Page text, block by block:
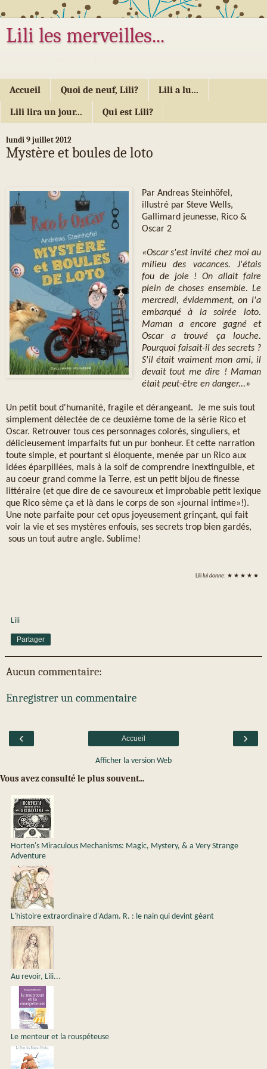
Lili les merveilles...
Accueil Quoi de neuf, Lili? Lili a lu...
Lili lira un jour... Qui est Lili?
lundi 9 juillet 2012
Mystère et boules de loto
Par Andreas Steinhöfel,
illustré par Steve Wells,
Gallimard jeunesse, Rico &
Oscar 2
«Oscar s'est invité chez moi au
milieu des vacances. J'étais
fou de joie ! On allait faire
plein de choses ensemble. Le
mercredi, évidemment, on l'a
embarqué à la soirée loto.
Maman a encore gagné et
Oscar a trouvé ça louche.
Pourquoi faisait-il des secrets ?
S'il était vraiment mon ami, il
devait tout me dire ! Maman
était peut-être en danger...»
Un petit bout d'humanité, fragile et dérangeant. Je me suis tout
simplement délectée de ce deuxième tome de la série Rico et
Oscar. Retrouver tous ces personnages colorés, singuliers, et
délicieusement imparfaits fut un pur bonheur. Et cette narration
toute simple, et pourtant si éloquente, menée par un Rico aux
idées éparpillées, mais à la soif de comprendre inextinguible, et
au coeur grand comme la Terre, est un petit bijou de finesse
littéraire (et que dire de ce savoureux et improbable petit lexique
que Rico sème ça et là dans le corps de son «journal intime»!).
Une note parfaite pour cet opus joyeusement grinçant, qui fait
voir la vie et ses mystères enfouis, ses secrets trop bien gardés,
sous un tout autre angle. Sublime!
Lililui donne: ★ ★ ★ ★ ★
Lili
Partager
Aucun commentaire:
Enregistrer un commentaire
‹ ›
Accueil
Afficher la version Web
Vous avez consulté le plus souvent...
Horten's Miraculous Mechanisms: Magic, Mystery, & a Very Strange
Adventure
L'histoire extraordinaire d'Adam. R. : le nain qui devint géant
Au revoir, Lili...
Le menteur et la rouspéteuse